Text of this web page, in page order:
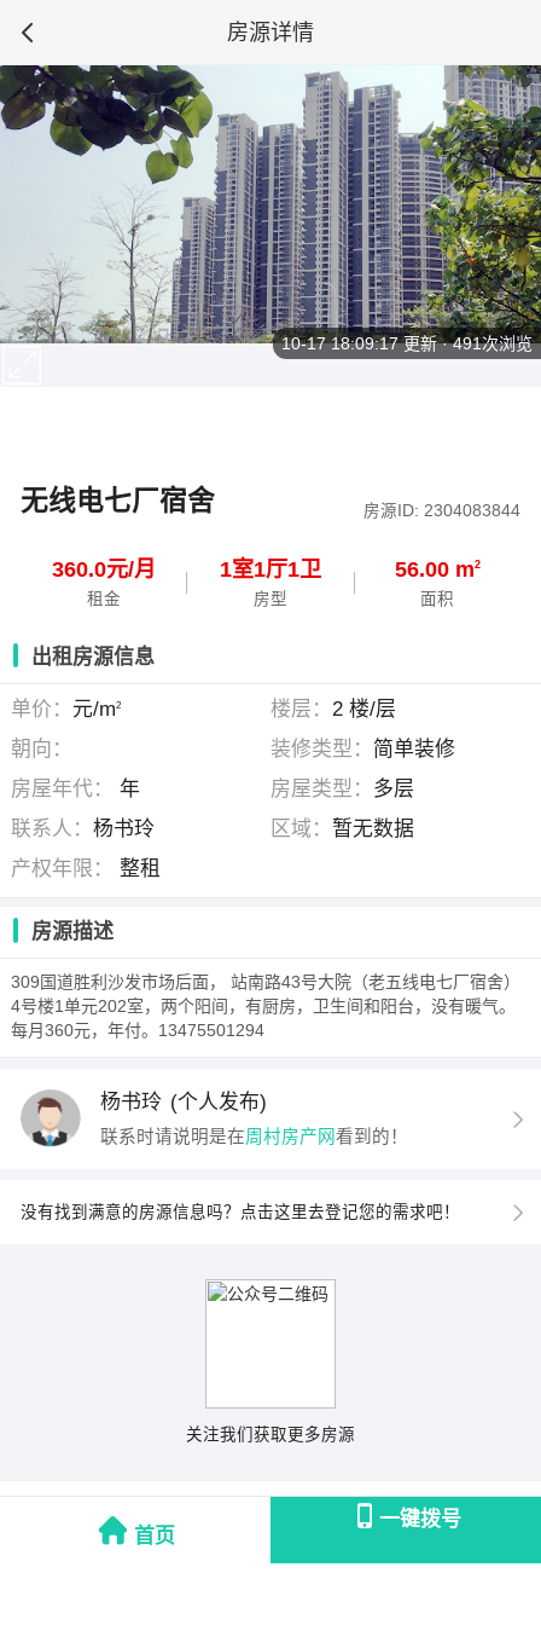
房源详情
无线电七厂宿舍 房源ID: 2304083844
360.0元/月
租金
1室1厅1卫
房型
56.00 m2
面积
首页
一键拨号
10-17 18:09:17更新 · 491次浏览
出租房源信息
单价： 元/m2 楼层： 2 楼/层
朝向：
装修类型： 简单装修
房屋年代：
年 房屋类型： 多层
联系人：杨书玲 区域： 暂无数据
产权年限：
整租
房源描述
309国道胜利沙发市场后面， 站南路43号大院（老五线电七厂宿舍）
4号楼1单元202室，两个阳间，有厨房，卫生间和阳台，没有暖气。
每月360元，年付。13475501294
杨书玲 (个人发布)
联系时请说明是在周村房产网看到的！
没有找到满意的房源信息吗？点击这里去登记您的需求吧！
关注我们获取更多房源